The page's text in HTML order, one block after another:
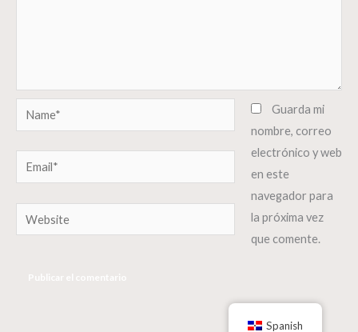
Name*
Email*
Website
Guarda mi
nombre, correo
electrónico y web
en este
navegador para
la próxima vez
que comente.
Spanish